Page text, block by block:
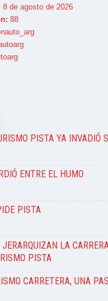
8 de agosto de 2026
88
PISTA YA INVADIÓ
ENTRE EL HUMO
PISTA
LA
PISTA
CARRETERA, UNA